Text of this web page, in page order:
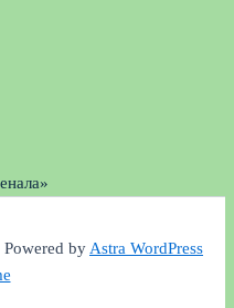
byAstra WordPress